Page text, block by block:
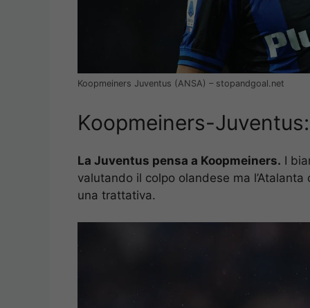
Koopmeiners Juventus (ANSA) – stopandgoal.net
Koopmeiners-
La Juventus pensa a Koopmeiners. I
valutando il colpo olandese ma
una trattativa.